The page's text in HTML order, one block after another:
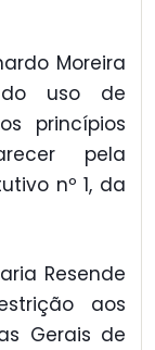
Moreira
do uso de
princípios
pela
nº 1, da
Resende
aos
Gerais de